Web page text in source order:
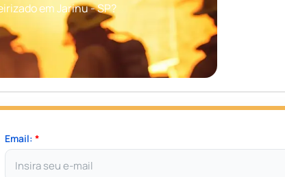
em Jarinu - SP?
Email: *